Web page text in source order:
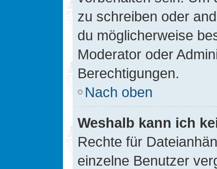
zu schreiben oder
du möglicherweise
Moderator oder
Berechtigungen.
Nach oben
Weshalb kann ich
Rechte für
einzelne Benutzer